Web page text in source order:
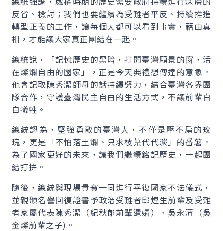
反省、檢討；我們也要繼續為受難者平反、持續推進
轉型正義的工作，讓每個人都可以看到事實，藉由真
相，才能讓大家真正團結在一起。
總統說，「記憶歷史的黑暗，打開臺灣願景的窗，活
在燦爛自由的國家」，正是今天典禮想傳達的意象。
他會記取陳秀潔師母的話持續努力，結合臺灣各界團
隊合作，守護臺灣民主自由的生活方式，不讓前輩白
白犧牲。
總統認為，堅強勇敢的臺灣人，不僅是壓不扁的玫
瑰，更是「不怕落土爛、只求枝葉代代湠」的番薯。
為了國家更好的未來，讓我們繼續銘記歷史，一起團
結打拚。
隨後，總統與現場貴賓一同進行平復國家不法儀式，
並親頒名譽回復證書予政治受難者邱煌生前輩及受難
者家屬代表陳秀潔（紀秋郎前輩遺孀）、吳永清（吳
金燦前輩之子)。